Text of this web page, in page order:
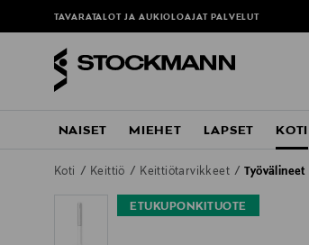
TAVARATALOT JA AUKIOLOAJAT PALVELUT
NAISET MIEHET LAPSET KOTI
Koti Keittiö Keittiötarvikkeet Työvälineet
ETUKUPONKITUOTE